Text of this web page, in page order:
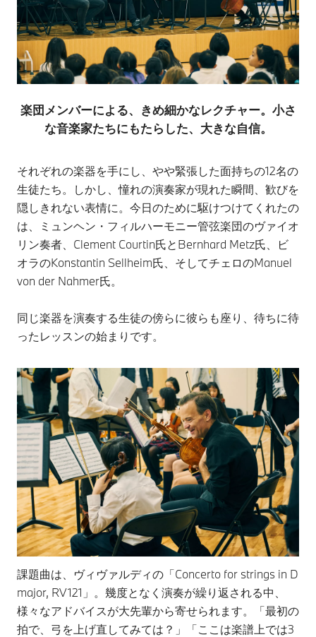
楽団メンバーによる、きめ細かなレクチャー。小さ
な音楽家たちにもたらした、大きな自信。
それぞれの楽器を手にし、やや緊張した面持ちの12名の
生徒たち。しかし、憧れの演奏家が現れた瞬間、歓びを
隠しきれない表情に。今日のために駆けつけてくれたの
は、ミュンヘン・フィルハーモニー管弦楽団のヴァイオ
リン奏者、Clement Courtin氏とBernhard Metz氏、ビ
オラのKonstantin Sellheim氏、そしてチェロのManuel
von der Nahmer氏。
同じ楽器を演奏する生徒の傍らに彼らも座り、待ちに待
ったレッスンの始まりです。
課題曲は、ヴィヴァルディの「Concerto for strings in D
major, RV121」。幾度となく演奏が繰り返される中、
様々なアドバイスが大先輩から寄せられます。「最初の
拍で、弓を上げ直してみては？」「ここは楽譜上では3